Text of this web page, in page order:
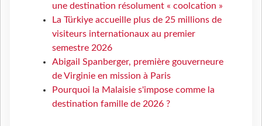
une destination résolument « coolcation »
La Türkiye accueille plus de 25 millions de
visiteurs internationaux au premier
semestre 2026
Abigail Spanberger, première gouverneure
de Virginie en mission à Paris
Pourquoi la Malaisie s'impose comme la
destination famille de 2026 ?